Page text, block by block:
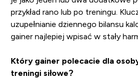
przykład rano lub po treningu.
uzupełnianie dziennego bilansu
gainer najlepiej wpisać w stały
Który gainer polecacie dla
treningi siłowe?